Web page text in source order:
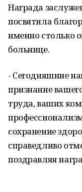
Награда
посвятила
именно столько
больнице.
- Сегодняшние
признание
труда, ваших
сохранение
справедливо
поздравляя